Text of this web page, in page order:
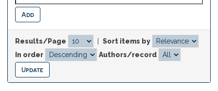
Results/Page
Sort items by
In order
Authors/record